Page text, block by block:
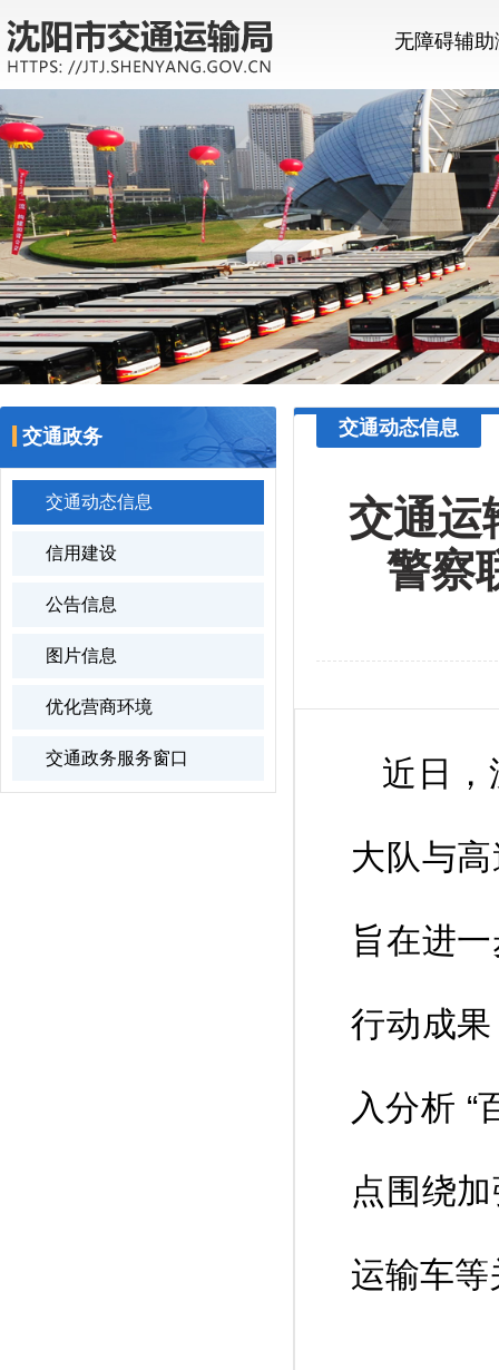
无障碍辅
交通政务
交通动态信息
信用建设
公告信息
图片信息
优化营商环境
交通政务服务窗口
交通动态信息
交通运
警察
近日
大队与
旨在进
行动成
入分析 “
点围绕
运输车